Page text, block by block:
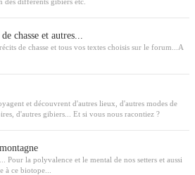
chasse et autres...
de chasse et tous vos textes choisis sur le forum...A
et découvrent d'autres lieux, d'autres modes de
d'autres gibiers... Et si vous nous racontiez ?
Pour la polyvalence et le mental de nos setters et aussi
ce biotope...